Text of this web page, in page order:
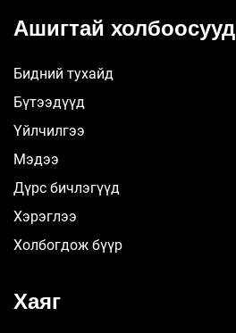
Ашигтай холбоосууд
Бидний тухайд
Бүтээдүүд
Үйлчилгээ
Мэдээ
Дүрс бичлэгүүд
Хэрэглээ
Холбогдож бүүр
Хаяг